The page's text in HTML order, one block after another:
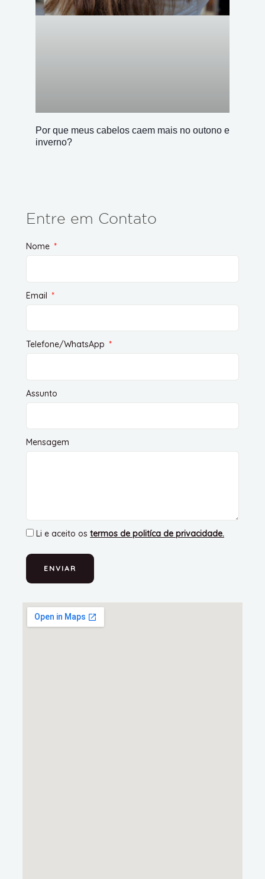
Por que meus cabelos caem mais no outono e
inverno?
Entre em Contato
Nome
Email
Telefone/WhatsApp
Assunto
Mensagem
Li e aceito os termos de politíca de privacidade.
ENVIAR